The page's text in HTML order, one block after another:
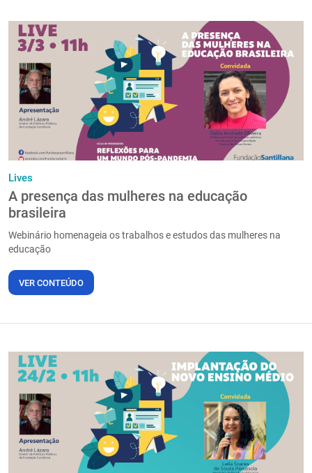
Lives
A presença das mulheres na educação
brasileira
Webinário homenageia os trabalhos e estudos das mulheres na
educação
VER CONTEÚDO